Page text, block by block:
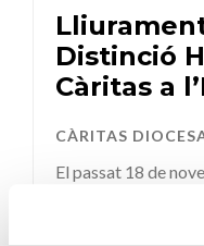
Distinció
Càritas a
CÀRITAS
El passat 18 de
Annual Meeting